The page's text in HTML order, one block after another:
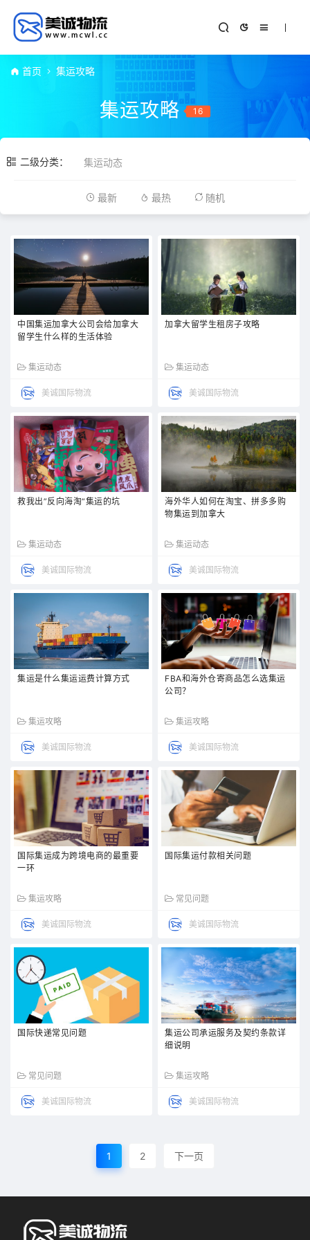
首页 集运攻略
集运攻略 16
二级分类： 集运动态
最新 最热 随机
中国集运加拿大公司会给加拿大
留学生什么样的生活体验
集运动态
美诚国际物流
加拿大留学生租房子攻略
集运动态
美诚国际物流
救我出”反向海淘“集运的坑
集运动态
美诚国际物流
海外华人如何在淘宝、拼多多购
物集运到加拿大
集运动态
美诚国际物流
集运是什么集运运费计算方式
集运攻略
美诚国际物流
FBA和海外仓寄商品怎么选集运
公司？
集运攻略
美诚国际物流
国际集运成为跨境电商的最重要
一环
集运攻略
美诚国际物流
国际集运付款相关问题
常见问题
美诚国际物流
国际快递常见问题
常见问题
美诚国际物流
集运公司承运服务及契约条款详
细说明
集运攻略
美诚国际物流
1 2 下一页